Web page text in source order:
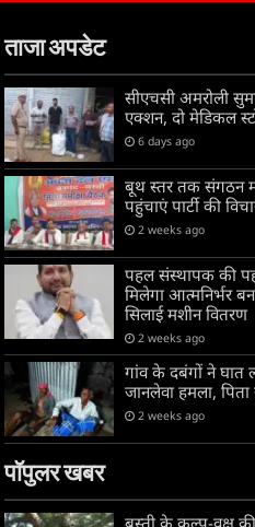
ताजा अपडेट
सीएचसी अमरोली
एक्शन, दो मेडिकल
6 days ago
बूथ स्तर तक संगठन
पहुंचाएं पार्टी की
2 weeks ago
पहल संस्थापक की
मिलेगा आत्मनिर्भर
सिलाई मशीन वितरण
2 weeks ago
गांव के दबंगों ने
जानलेवा हमला,
2 weeks ago
पॉपुलर खबर